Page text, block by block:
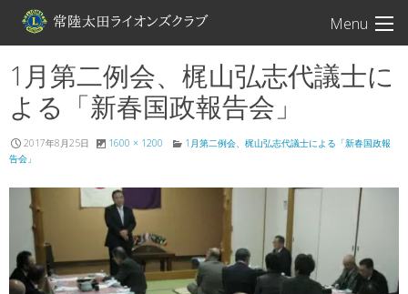
Menu
常陸太田ライオン
1月第二例会、梶山弘志代議士に
よる「新春国政報告会」
2017年8月25日 1600 × 1200
1月第二例会、梶山弘志代議士による「新春国政報
告会」